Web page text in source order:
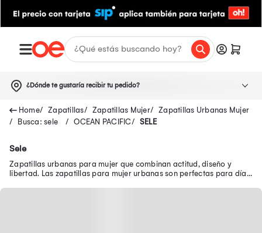
¿Dónde te gustaría recibir tu pedido?
Zapatillas Zapatillas Mujer
Zapatillas Urbanas Mujer
Busca: sele
OCEAN PACIFIC SELE
Sele
Zapatillas urbanas para mujer que combinan actitud, diseño y
libertad. Las zapatillas para mujer urbanas son perfectas para días